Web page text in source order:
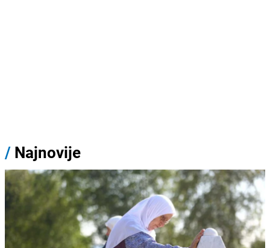
/ Najnovije